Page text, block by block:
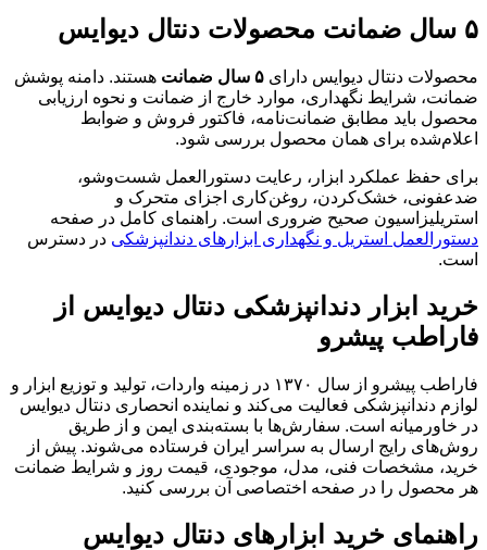
۵ سال ضمانت محصولات دنتال دیوایس
محصولات دنتال دیوایس دارای ۵ سال ضمانت
هستند. دامنه پوشش
ضمانت، شرایط نگهداری، موارد خارج از ضمانت و نحوه ارزیابی
محصول باید مطابق ضمانت‌نامه، فاکتور فروش و ضوابط
اعلام‌شده برای همان محصول بررسی شود.
برای حفظ عملکرد ابزار، رعایت دستورالعمل شست‌وشو،
ضدعفونی، خشک‌کردن، روغن‌کاری اجزای متحرک و
استریلیزاسیون صحیح ضروری است. راهنمای کامل در صفحه
دستورالعمل استریل و نگهداری ابزارهای دندانپزشکی در دسترس
است.
خرید ابزار دندانپزشکی دنتال دیوایس از
فاراطب پیشرو
فاراطب پیشرو از سال ۱۳۷۰ در زمینه واردات، تولید و توزیع ابزار و
لوازم دندانپزشکی فعالیت می‌کند و نماینده انحصاری دنتال دیوایس
در خاورمیانه است. سفارش‌ها با بسته‌بندی ایمن و از طریق
روش‌های رایج ارسال به سراسر ایران فرستاده می‌شوند. پیش از
خرید، مشخصات فنی، مدل، موجودی، قیمت روز و شرایط ضمانت
هر محصول را در صفحه اختصاصی آن بررسی کنید.
راهنمای خرید ابزارهای دنتال دیوایس